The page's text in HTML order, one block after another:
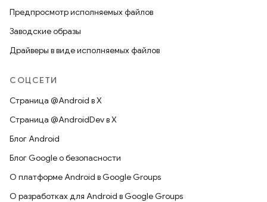
Предпросмотр исполняемых файлов
Заводские образы
Драйверы в виде исполняемых файлов
СОЦСЕТИ
Страница @Android в X
Страница @AndroidDev в X
Блог Android
Блог Google о безопасности
О платформе Android в Google Groups
О разработках для Android в Google Groups